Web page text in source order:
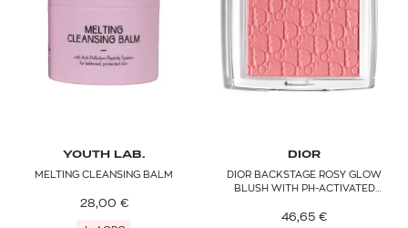
YOUTH LAB.
MELTING CLEANSING BALM
28,00 €
DIOR
DIOR BACKSTAGE ROSY GLOW
BLUSH WITH PH-ACTIVATED
46,65 €